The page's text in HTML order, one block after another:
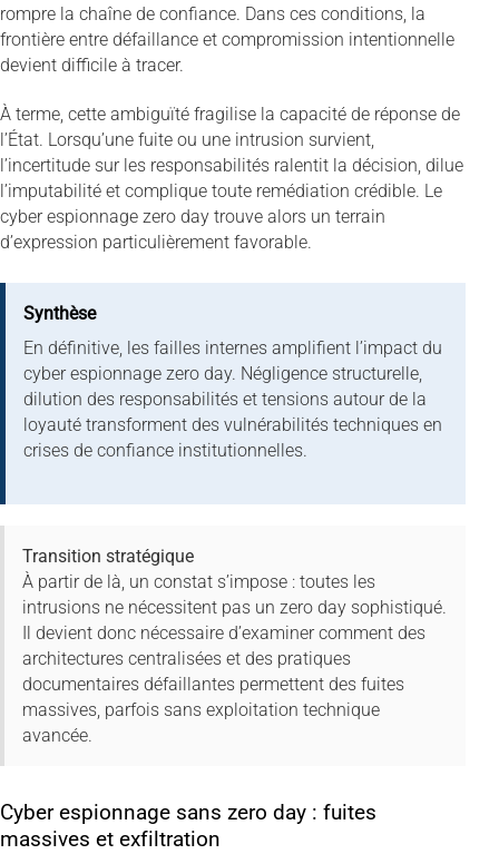
rompre la chaîne de confiance. Dans ces conditions, la
frontière entre défaillance et compromission intentionnelle
devient difficile à tracer.
À terme, cette ambiguïté fragilise la capacité de réponse de
l’État. Lorsqu’une fuite ou une intrusion survient,
l’incertitude sur les responsabilités ralentit la décision, dilue
l’imputabilité et complique toute remédiation crédible. Le
cyber espionnage zero day trouve alors un terrain
d’expression particulièrement favorable.
Synthèse
En définitive, les failles internes amplifient l’impact du
cyber espionnage zero day. Négligence structurelle,
dilution des responsabilités et tensions autour de la
loyauté transforment des vulnérabilités techniques en
crises de confiance institutionnelles.
Transition stratégique
À partir de là, un constat s’impose : toutes les
intrusions ne nécessitent pas un zero day sophistiqué.
Il devient donc nécessaire d’examiner comment des
architectures centralisées et des pratiques
documentaires défaillantes permettent des fuites
massives, parfois sans exploitation technique
avancée.
Cyber espionnage sans zero day : fuites
massives et exfiltration